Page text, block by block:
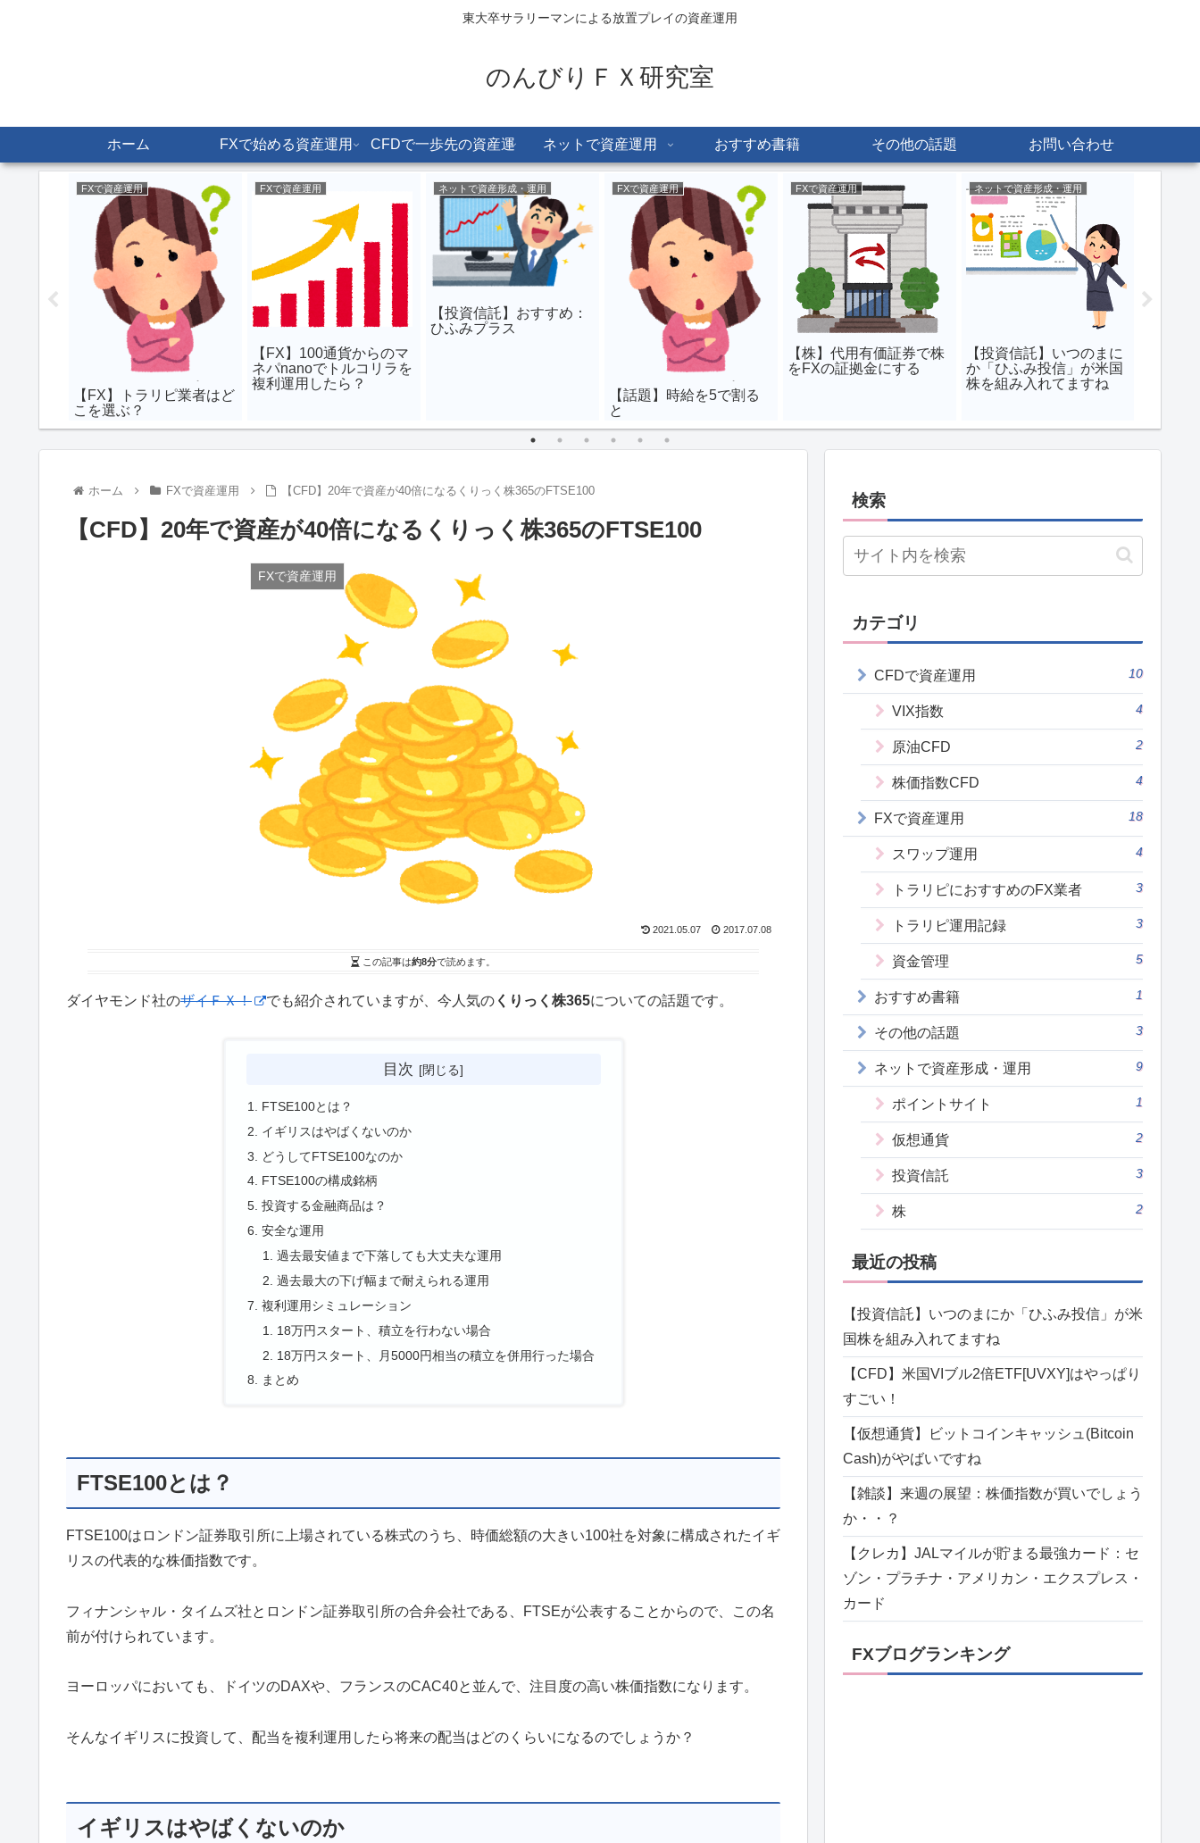
東大卒サラリーマンによる放置プレイの資産運用
のんびりＦＸ研究室
ホーム FXで始める資産運用 CFDで一歩先の資産運
用
ネットで資産運用 おすすめ書籍 その他の話題 お問い合わせ
FXで資産運用
【FX】トラリピ業者はど
こを選ぶ？
FXで資産運用
【FX】100通貨からのマ
ネパnanoでトルコリラを
複利運用したら？
ネットで資産形成・運用
【投資信託】おすすめ：
ひふみプラス
FXで資産運用
【話題】時給を5で割る
と
FXで資産運用
【株】代用有価証券で株
をFXの証拠金にする
ネットで資産形成・運用
【投資信託】いつのまに
か「ひふみ投信」が米国
株を組み入れてますね
ホーム FXで資産運用 【CFD】20年で資産が40倍になるくりっく株365のFTSE100
【CFD】20年で資産が40倍になるくりっく株365のFTSE100
FXで資産運用
2021.05.07 2017.07.08
この記事は約8分で読めます。
ダイヤモンド社のザイＦＸ！ でも紹介されていますが、今人気の くりっく株365についての話題です。
目次
FTSE100とは？
イギリスはやばくないのか
どうしてFTSE100なのか
FTSE100の構成銘柄
投資する金融商品は？
安全な運用
過去最安値まで下落しても大丈夫な運用
過去最大の下げ幅まで耐えられる運用
複利運用シミュレーション
18万円スタート、積立を行わない場合
18万円スタート、月5000円相当の積立を併用行った場合
まとめ
FTSE100とは？
FTSE100はロンドン証券取引所に上場されている株式のうち、時価総額の大きい100社を対象に構成されたイギ
リスの代表的な株価指数です。
フィナンシャル・タイムズ社とロンドン証券取引所の合弁会社である、FTSEが公表することからので、この名
前が付けられています。
ヨーロッパにおいても、ドイツのDAXや、フランスのCAC40と並んで、注目度の高い株価指数になります。
そんなイギリスに投資して、配当を複利運用したら将来の配当はどのくらいになるのでしょうか？
イギリスはやばくないのか
検索
カテゴリ
CFDで資産運用 10
VIX指数 4
原油CFD 2
株価指数CFD 4
FXで資産運用 18
スワップ運用 4
トラリピにおすすめのFX業者 3
トラリピ運用記録 3
資金管理 5
おすすめ書籍 1
その他の話題 3
ネットで資産形成・運用 9
ポイントサイト 1
仮想通貨 2
投資信託 3
株 2
最近の投稿
【投資信託】いつのまにか「ひふみ投信」が米
国株を組み入れてますね
【CFD】米国VIブル2倍ETF[UVXY]はやっぱり
すごい！
【仮想通貨】ビットコインキャッシュ(Bitcoin
Cash)がやばいですね
【雑談】来週の展望：株価指数が買いでしょう
か・・？
【クレカ】JALマイルが貯まる最強カード：セ
ゾン・プラチナ・アメリカン・エクスプレス・
カード
FXブログランキング